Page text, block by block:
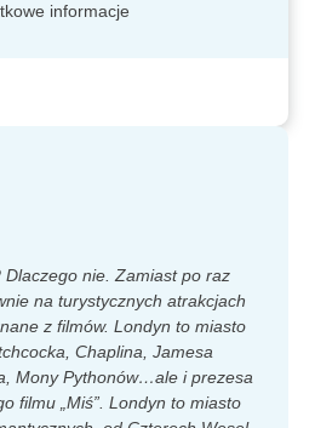
informacje
nie. Zamiast po raz
na turystycznych atrakcjach
z filmów. Londyn to miasto
Chaplina, Jamesa
Mony Pythonów…ale i prezesa
filmu „Miś”. Londyn to miasto